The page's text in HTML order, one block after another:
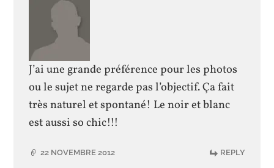
J’ai une grande préférence pour les photos
ou le sujet ne regarde pas l’objectif. Ça fait
très naturel et spontané! Le noir et blanc
est aussi so chic!!!
22 NOVEMBRE 2012 REPLY